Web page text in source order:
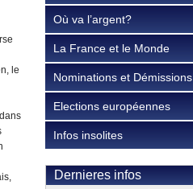
le
Où va l’argent?
La France et le Monde
Nominations et Démissions
Elections européennes
Infos insolites
Dernieres infos